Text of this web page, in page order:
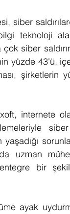
siber
teknoloji
siber
yüzde 43'ü,
şirketlerin
internete
siber
uzman
bir
ayak